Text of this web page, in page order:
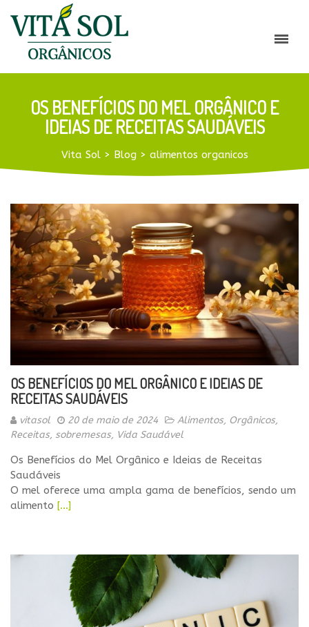
OS BENEFÍCIOS DO MEL ORGÂNICO E
IDEIAS DE RECEITAS SAUDÁVEIS
Vita Sol> Blog> alimentos organicos
OS BENEFÍCIOS DO MEL ORGÂNICO E IDEIAS DE
RECEITAS SAUDÁVEIS
vitasol 20 de maio de 2024 Alimentos, Orgânicos,
Receitas, sobremesas, Vida Saudável
Os Benefícios do Mel Orgânico e Ideias de Receitas
Saudáveis
O mel oferece uma ampla gama de benefícios, sendo um
alimento […]